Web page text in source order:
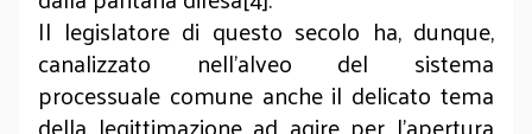
Il legislatore di questo secolo ha, dunque,
canalizzato nell’alveo del sistema
processuale comune anche il delicato tema